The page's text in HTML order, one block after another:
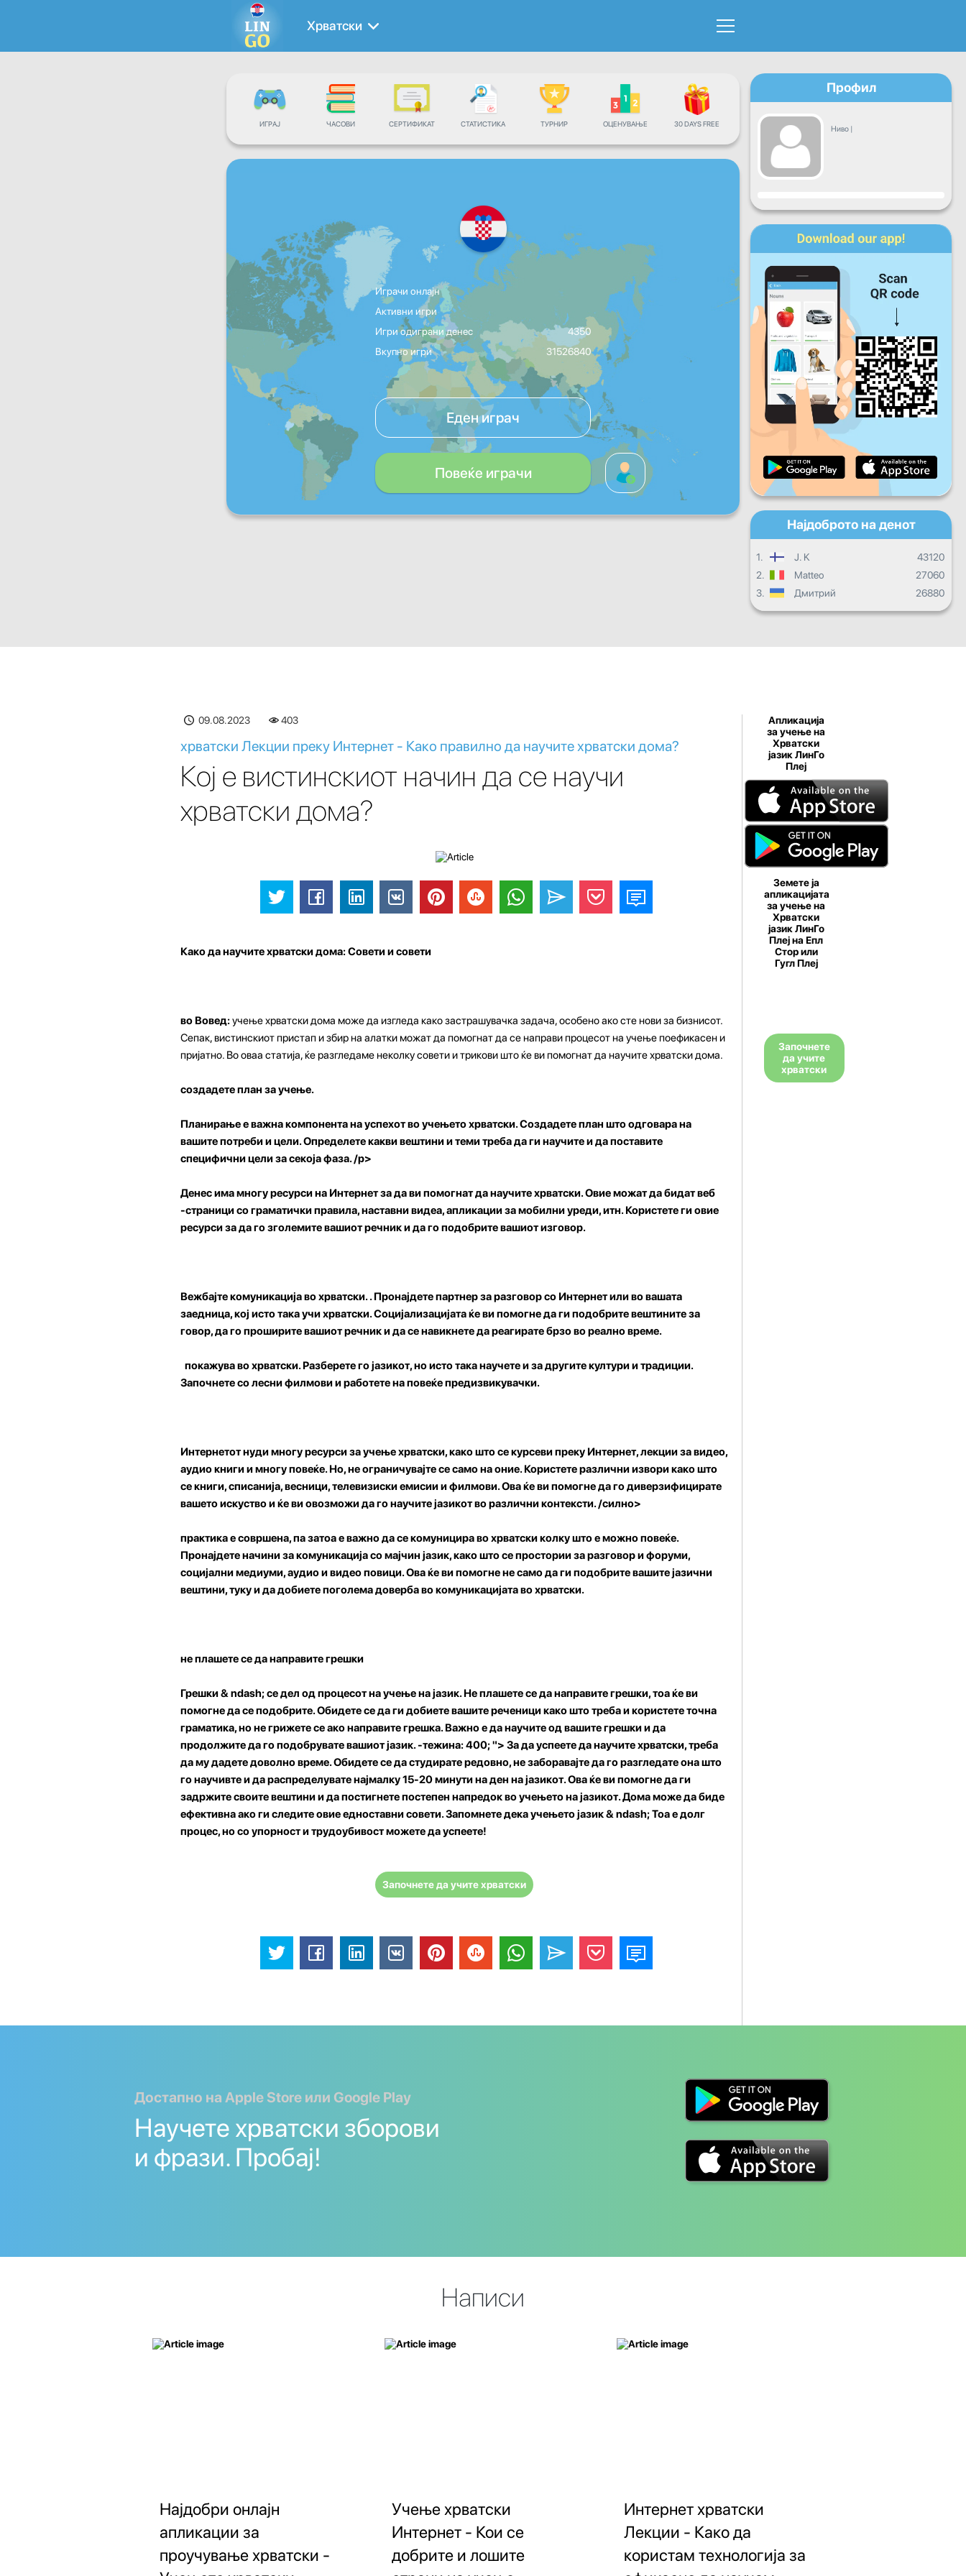
Хрватски
ИГРАЈ ЧАСОВИ СЕРТИФИКАТ СТАТИСТИКА ТУРНИР ОЦЕНУВАЊЕ 30 DAYS FREE
Играчи онлајн
Активни игри
Игри одиграни денес
4350
Вкупно игри
31526840
Еден играч
Повеќе играчи
Профил
Ниво |
Напредок
Пон Сре Чет
Саб Нед
Дневен напредок
Месечен напредок
Целокупен напредок
Најдоброто на денот
1. J. K
43120
2.
Matteo
27060
3.
Дмитрий 26880
09.08.2023 403
хрватски Лекции преку Интернет - Како правилно да научите хрватски дома?
Кој е вистинскиот начин да се научи
хрватски дома?
Како да научите хрватски дома: Совети и совети
во Вовед:учење хрватски дома може да изгледа како застрашувачка задача, особено ако сте нови за бизнисот.
Сепак, вистинскиот пристап и збир на алатки можат да помогнат да се направи процесот на учење поефикасен и
пријатно. Во оваа статија, ќе разгледаме неколку совети и трикови што ќе ви помогнат да научите хрватски дома.
создадете план за учење.
Планирање е важна компонента на успехот во учењето хрватски. Создадете план што одговара на
вашите потреби и цели. Определете какви вештини и теми треба да ги научите и да поставите
специфични цели за секоја фаза. /p>
Денес има многу ресурси на Интернет за да ви помогнат да научите хрватски. Овие можат да бидат веб
-страници со граматички правила, наставни видеа, апликации за мобилни уреди, итн. Користете ги овие
ресурси за да го зголемите вашиот речник и да го подобрите вашиот изговор.
Вежбајте комуникација во хрватски. . Пронајдете партнер за разговор со Интернет или во вашата
заедница, кој исто така учи хрватски. Социјализацијата ќе ви помогне да ги подобрите вештините за
говор, да го проширите вашиот речник и да се навикнете да реагирате брзо во реално време.
покажува во хрватски. Разберете го јазикот, но исто така научете и за другите култури и традиции.
Започнете со лесни филмови и работете на повеќе предизвикувачки.
Интернетот нуди многу ресурси за учење хрватски, како што се курсеви преку Интернет, лекции за видео,
аудио книги и многу повеќе. Но, не ограничувајте се само на оние. Користете различни извори како што
се книги, списанија, весници, телевизиски емисии и филмови. Ова ќе ви помогне да го диверзифицирате
вашето искуство и ќе ви овозможи да го научите јазикот во различни контексти. /силно>
практика е совршена, па затоа е важно да се комуницира во хрватски колку што е можно повеќе.
Пронајдете начини за комуникација со мајчин јазик, како што се простории за разговор и форуми,
социјални медиуми, аудио и видео повици. Ова ќе ви помогне не само да ги подобрите вашите јазични
вештини, туку и да добиете поголема доверба во комуникацијата во хрватски.
не плашете се да направите грешки
Грешки & ndash; се дел од процесот на учење на јазик. Не плашете се да направите грешки, тоа ќе ви
помогне да се подобрите. Обидете се да ги добиете вашите реченици како што треба и користете точна
граматика, но не грижете се ако направите грешка. Важно е да научите од вашите грешки и да
продолжите да го подобрувате вашиот јазик. -тежина: 400; "> За да успеете да научите хрватски, треба
да му дадете доволно време. Обидете се да студирате редовно, не заборавајте да го разгледате она што
го научивте и да распределувате најмалку 15-20 минути на ден на јазикот. Ова ќе ви помогне да ги
задржите своите вештини и да постигнете постепен напредок во учењето на јазикот. Дома може да биде
ефективна ако ги следите овие едноставни совети. Запомнете дека учењето јазик & ndash; Тоа е долг
процес, но со упорност и трудоубивост можете да успеете!
Започнете да учите хрватски
Апликација
за учење на
Хрватски
јазик ЛинГо
Плеј
Земете ја
апликацијата
за учење на
Хрватски
јазик ЛинГо
Плеј на Епл
Стор или
Гугл Плеј
Започнете
да учите
хрватски
Достапно на Apple Store или Google Play
Научете хрватски зборови
и фрази. Пробај!
Написи
Најдобри онлајн
апликации за
проучување хрватски -
Учење хрватски
Интернет - Кои се
добрите и лошите
Интернет хрватски
Лекции - Како да
користам технологија за